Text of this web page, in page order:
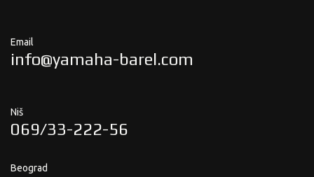
Email
info@yamaha-barel.com
Niš
069/33-222-56
Beograd